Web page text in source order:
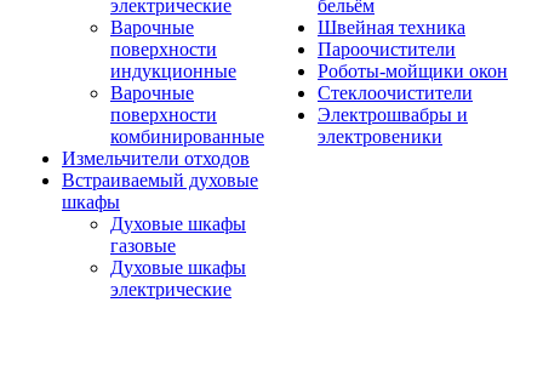
электрические
Варочные
поверхности
индукционные
Варочные
поверхности
комбинированные
Измельчители отходов
Встраиваемый духовые
шкафы
Духовые шкафы
газовые
Духовые шкафы
электрические
бельём
Швейная техника
Пароочистители
Роботы-мойщики окон
Стеклоочистители
Электрошвабры и
электровеники